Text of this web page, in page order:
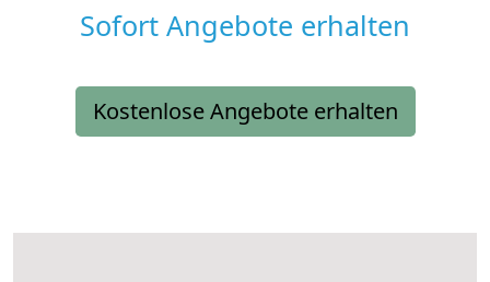
Sofort Angebote erhalten
Kostenlose Angebote erhalten